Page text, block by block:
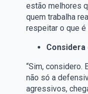
estão melhores
quem trabalha
respeitar o que é
“Sim, considero.
não só a
agressivos,